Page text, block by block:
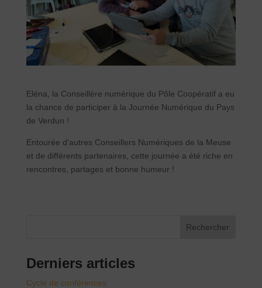
Eléna, la Conseillère numérique du Pôle Coopératif a eu
la chance de participer à la Journée Numérique du Pays
de Verdun !
Entourée d’autres Conseillers Numériques de la Meuse
et de différents partenaires, cette journée a été riche en
rencontres, partages et bonne humeur !
Rechercher
Derniers articles
Cycle de conférences